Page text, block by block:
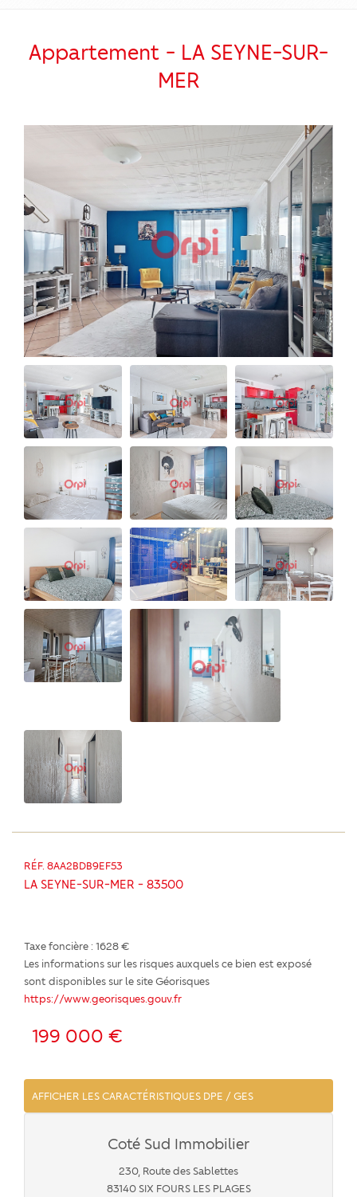
Appartement - LA SEYNE-SUR-
MER
RÉF. 8AA2BDB9EF53
LA SEYNE-SUR-MER - 83500
Taxe foncière : 1628 €
Les informations sur les risques auxquels ce bien est exposé
sont disponibles sur le site Géorisques
https://www.georisques.gouv.fr
199 000 €
AFFICHER LES CARACTÉRISTIQUES DPE / GES
Coté Sud Immobilier
230, Route des Sablettes
83140 SIX FOURS LES PLAGES